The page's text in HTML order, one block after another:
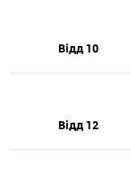
Відд 10
Відд 12